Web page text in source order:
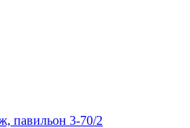
павильон 3-70/2